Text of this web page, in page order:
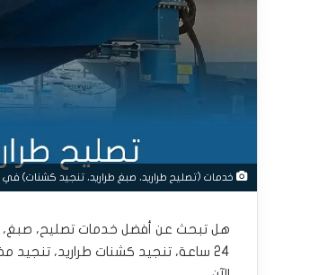
خدمات (تصليح طراريد، صبغ طراريد، تنجيد كشنات)
هل تبحث عن أفضل خدمات تصليح، صبغ،
24 ساعة، تنجيد كشنات طراريد،